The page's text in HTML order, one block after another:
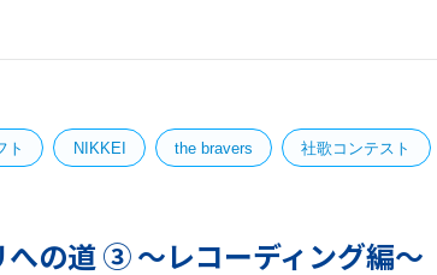
ト NIKKEI the bravers 社歌コンテスト
の道 ③ 〜レコーディング編〜